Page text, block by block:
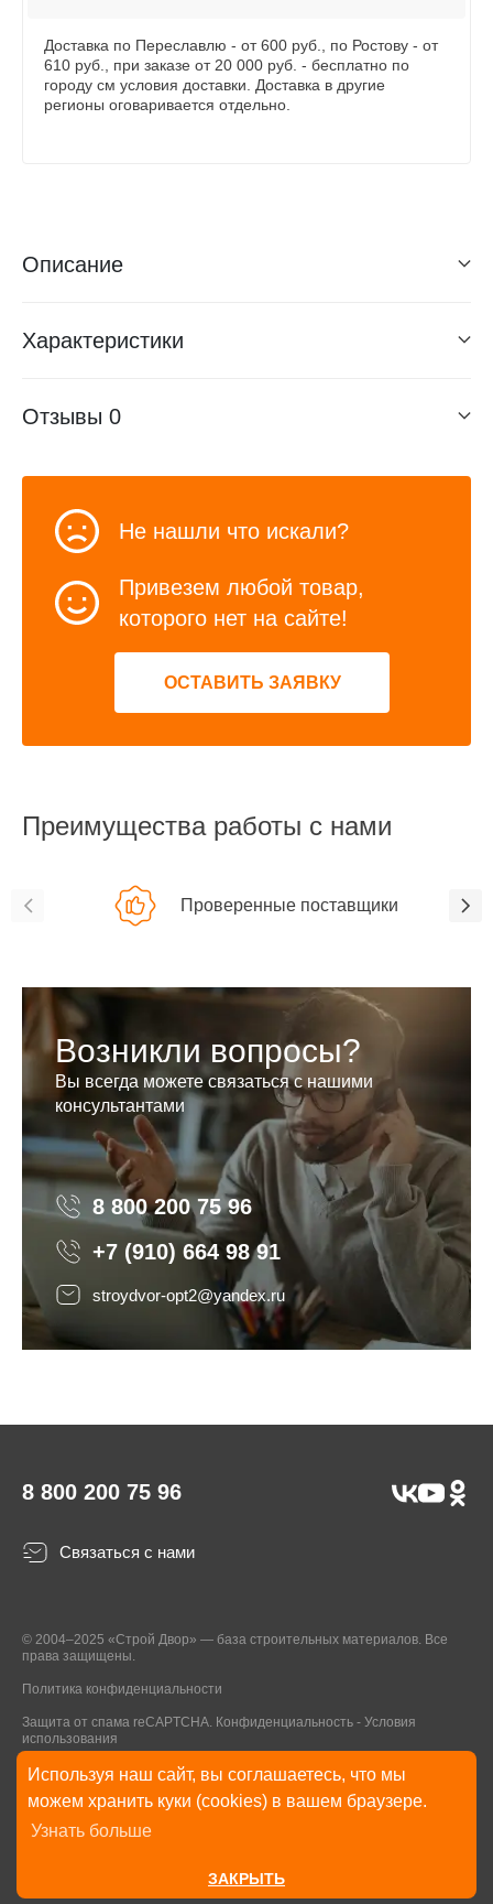
Используя наш сайт, вы соглашаетесь, что мы
можем хранить куки (cookies) в вашем браузере.
Узнать больше
ЗАКРЫТЬ
Доставка по Переславлю - от 600 руб., по Ростову - от
610 руб., при заказе от 20 000 руб. - бесплатно по
городу см условия доставки. Доставка в другие
регионы оговаривается отдельно.
Описание
Характеристики
Отзывы 0
Не нашли что искали?
Привезем любой товар,
которого нет на сайте!
ОСТАВИТЬ ЗАЯВКУ
Преимущества работы с нами
Проверенные поставщики
Возникли вопросы?
Вы всегда можете связаться с нашими
консультантами
8 800 200 75 96 8 800 200 75 96
+7 (910) 664 98 91
stroydvor-opt2@yandex.ru
8 800 200 75 96
Связаться с нами
© 2004–2025 «Строй Двор» — база строительных материалов. Все
права защищены.
Политика конфиденциальности
Защита от спама reCAPTCHA. Конфиденциальность - Условия
использования
* Указанные на Сайте цены, комплектации, описания и технические
характеристики могут быть изменены в любое время без уведомления
пользователей Сайта. Внешний вид товаров и упаковки может